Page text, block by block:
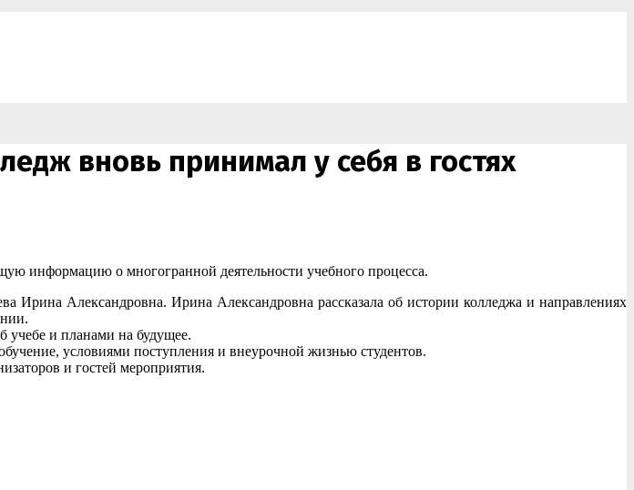
вновь принимал у себя в гостях
информацию о многогранной деятельности учебного процесса.
Ирина Александровна. Ирина Александровна рассказала об истории колледжа и направлениях
учебе и планами на будущее.
условиями поступления и внеурочной жизнью студентов.
и гостей мероприятия.